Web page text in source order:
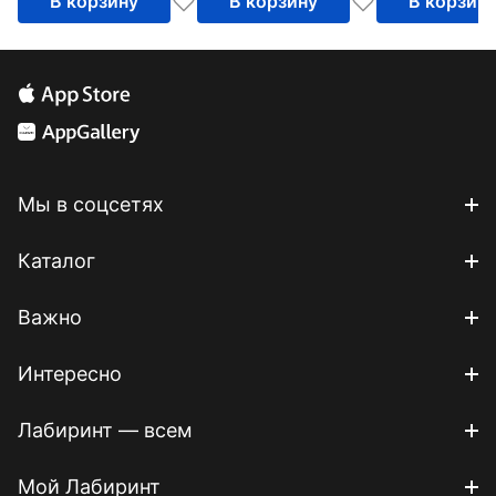
Мы в соцсетях
Каталог
Важно
Интересно
Лабиринт — всем
Мой Лабиринт